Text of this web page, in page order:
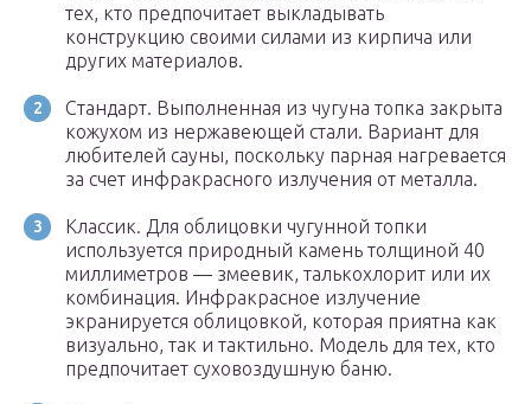
тех, кто предпочитает выкладывать
конструкцию своими силами из кирпича или
других материалов.
Стандарт. Выполненная из чугуна топка закрыта
кожухом из нержавеющей стали. Вариант для
любителей сауны, поскольку парная нагревается
за счет инфракрасного излучения от металла.
Классик. Для облицовки чугунной топки
используется природный камень толщиной 40
миллиметров — змеевик, талькохлорит или их
комбинация. Инфракрасное излучение
экранируется облицовкой, которая приятна как
визуально, так и тактильно. Модель для тех, кто
предпочитает суховоздушную баню.